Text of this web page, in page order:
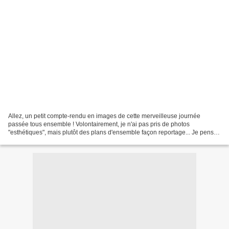
Allez, un petit compte-rendu en images de cette merveilleuse journée
passée tous ensemble ! Volontairement, je n'ai pas pris de photos
"esthétiques", mais plutôt des plans d'ensemble façon reportage... Je pense